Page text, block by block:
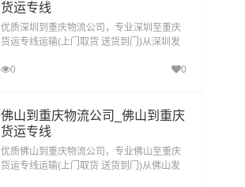
货运专线
优质深圳到重庆物流公司，专业深圳至重庆
货运专线运输(上门取货 送货到门)从深圳发
圳到重庆直达物流专线
0 0
佛山到重庆物流公司_佛山到重庆
货运专线
优质佛山到重庆物流公司，专业佛山至重庆
货运专线运输(上门取货 送货到门)从佛山发